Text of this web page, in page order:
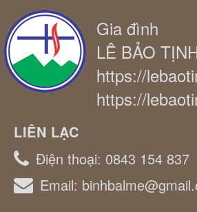
Gia đình
LÊ BẢO
https://
https://
LIÊN LẠC
Điện thoại: 0843 154 837
Email: